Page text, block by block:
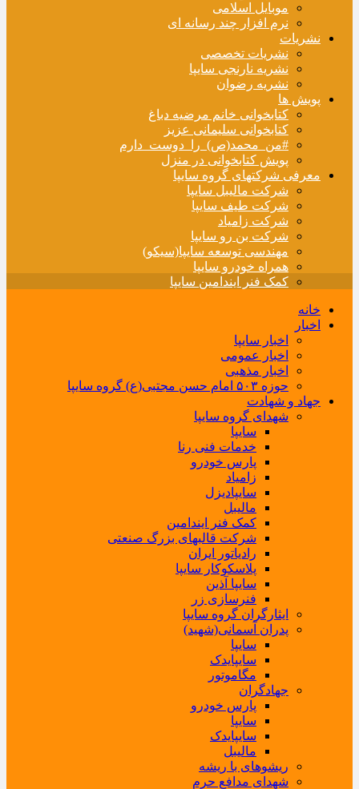
موبایل اسلامی
نرم افزار چند رسانه ای
نشریات
نشریات تخصصی
نشریه نارنجی سایپا
نشریه رضوان
پویش ها
کتابخوانی خانم مرضیه دباغ
کتابخوانی سلیمانی عزیز
#من_محمد(ص)_را_دوست_دارم
پویش کتابخوانی در منزل
معرفی شرکتهای گروه سایپا
شرکت مالیبل سایپا
شرکت طیف سایپا
شرکت زامیاد
شرکت بن رو سایپا
مهندسی توسعه سایپا(سیکو)
همراه خودرو سایپا
کمک فنر ایندامین سایپا
خانه
اخبار
اخبار سایپا
اخبار عمومی
اخبار مذهبی
حوزه ۵۰۳ امام حسن مجتبی(ع) گروه سایپا
جهاد و شهادت
شهدای گروه سایپا
سایپا
خدمات فنی رنا
پارس خودرو
زامیاد
سایپادیزل
مالیبل
کمک فنر ایندامین
شرکت قالبهای بزرگ صنعتی
رادیاتور ایران
پلاسکوکار سایپا
سایپا آذین
فنرسازی زر
ایثارگران گروه سایپا
پدران آسمانی(شهید)
سایپا
سایپایدک
مگاموتور
جهادگران
پارس خودرو
سایپا
سایپایدک
مالیبل
ریشوهای با ریشه
شهدای مدافع حرم